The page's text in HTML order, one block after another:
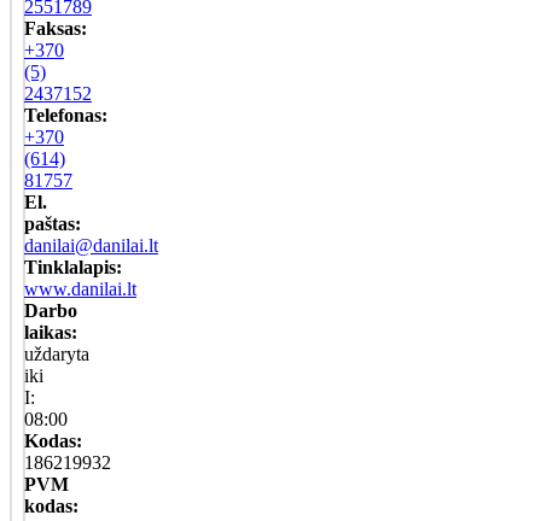
2551789
Faksas:
+370
(5)
2437152
Telefonas:
+370
(614)
81757
El.
paštas:
danilai@danilai.lt
Tinklalapis:
www.danilai.lt
Darbo
laikas:
uždaryta
iki
I:
08:00
Kodas:
186219932
PVM
kodas: